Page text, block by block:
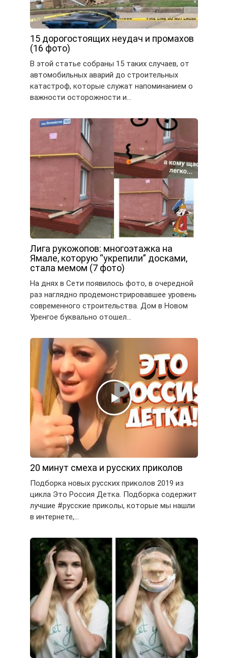
15 дорогостоящих неудач и промахов
(16 фото)
В этой статье собраны 15 таких случаев, от
автомобильных аварий до строительных
катастроф, которые служат напоминанием о
важности осторожности и…
Лига рукожопов: многоэтажка на
Ямале, которую “укрепили” досками,
стала мемом (7 фото)
На днях в Сети появилось фото, в очередной
раз наглядно продемонстрировавшее уровень
современного строительства. Дом в Новом
Уренгое буквально отошел…
20 минут смеха и русских приколов
Подборка новых русских приколов 2019 из
цикла Это Россия Детка. Подборка содержит
лучшие #русские приколы, которые мы нашли
в интернете,…